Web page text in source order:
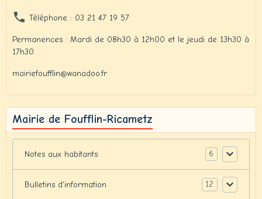
Téléphone : 03 21 47 19 57
Permanences : Mardi de 08h30 à 12h00 et le jeudi de 13h30 à
17h30
mairiefoufflin@wanadoo.fr
Mairie de Foufflin-Ricametz
Notes aux habitants 6
Bulletins d'information 12